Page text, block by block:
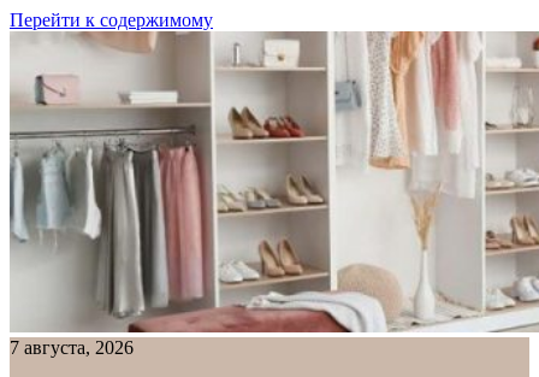
Перейти к содержимому
7 августа, 2026